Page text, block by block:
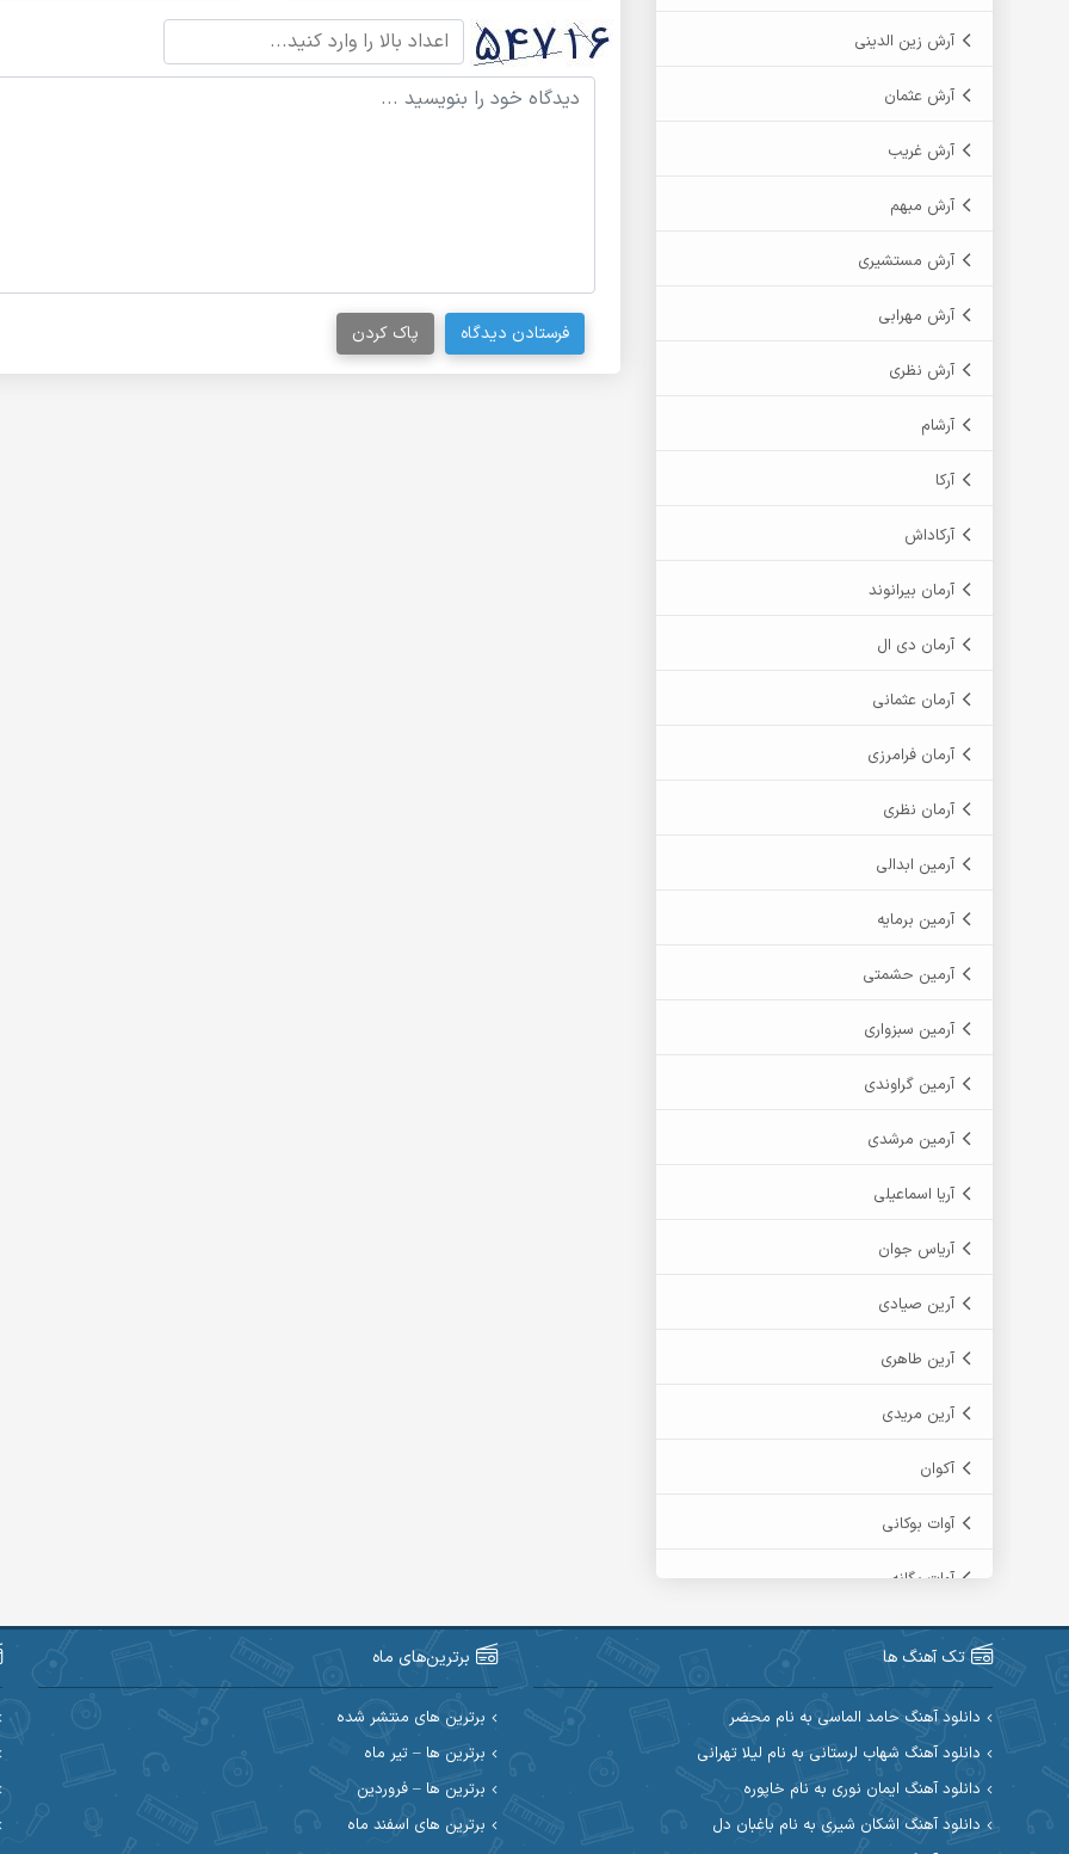
آرش زین الدینی
آرش عثمان
آرش غریب
آرش مبهم
آرش مستشیری
آرش مهرابی
آرش نظری
آرشام
آرکا
آرکاداش
آرمان بیرانوند
آرمان دی ال
آرمان عثمانی
آرمان فرامرزی
آرمان نظری
آرمین ابدالی
آرمین برمایه
آرمین حشمتی
آرمین سبزواری
آرمین گراوندی
آرمین مرشدی
آریا اسماعیلی
آریاس جوان
آرین صیادی
آرین طاهری
آرین مریدی
آکوان
آوات بوکانی
آوات یگانه
آیت احمدنژاد
آیهان
ابراهیم شمس
ابوالحسن جاویدان
فرستادن دیدگاه پاک کردن
تک آهنگ ها
دانلود آهنگ حامد الماسی به نام محضر
دانلود آهنگ شهاب لرستانی به نام لیلا تهرانی
دانلود آهنگ ایمان نوری به نام خاپوره
دانلود آهنگ اشکان شیری به نام باغبان دل
برترین‌های ماه
برترین های منتشر شده
برترین ها – تیر ماه
برترین ها – فروردین
برترین های اسفند ماه